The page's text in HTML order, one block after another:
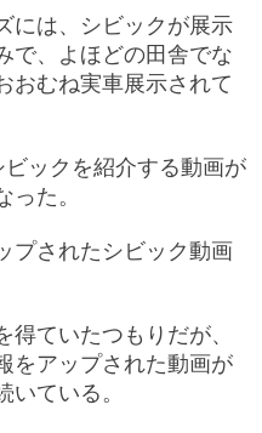
には、シビックが展示
で、よほどの田舎でな
おむね実車展示されて
ビックを紹介する動画が
た。
プされたシビック動画
ていたつもりだが、
をアップされた動画が
ている。